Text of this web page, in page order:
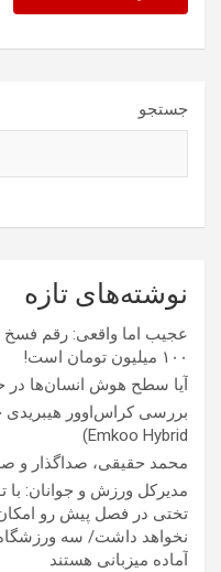
جستجو
نوشته‌های تازه
عجیب اما واقعی: رقم فسخ
۱۰۰ میلیون تومان است!
آیا سطح هوش انسان‌ها
Emkoo Hybrid)
محمد حقیقی، صداگذار و
مدیرکل ورزش و جوانان: با
تختی در فصل پیش رو امکان
نخواهد داشت/ سه
آماده میزبانی هستند